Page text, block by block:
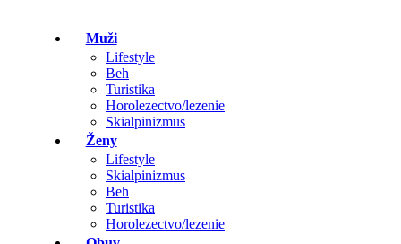
Muži
Lifestyle
Beh
Turistika
Horolezectvo/lezenie
Skialpinizmus
Ženy
Lifestyle
Skialpinizmus
Beh
Turistika
Horolezectvo/lezenie